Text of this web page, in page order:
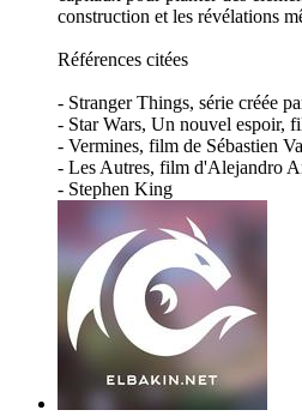
construction et les révélations
Références citées
- Stranger Things, série créée
- Star Wars, Un nouvel espoir,
- Vermines, film de Sébastien
- Les Autres, film d'Alejandro
- Stephen King